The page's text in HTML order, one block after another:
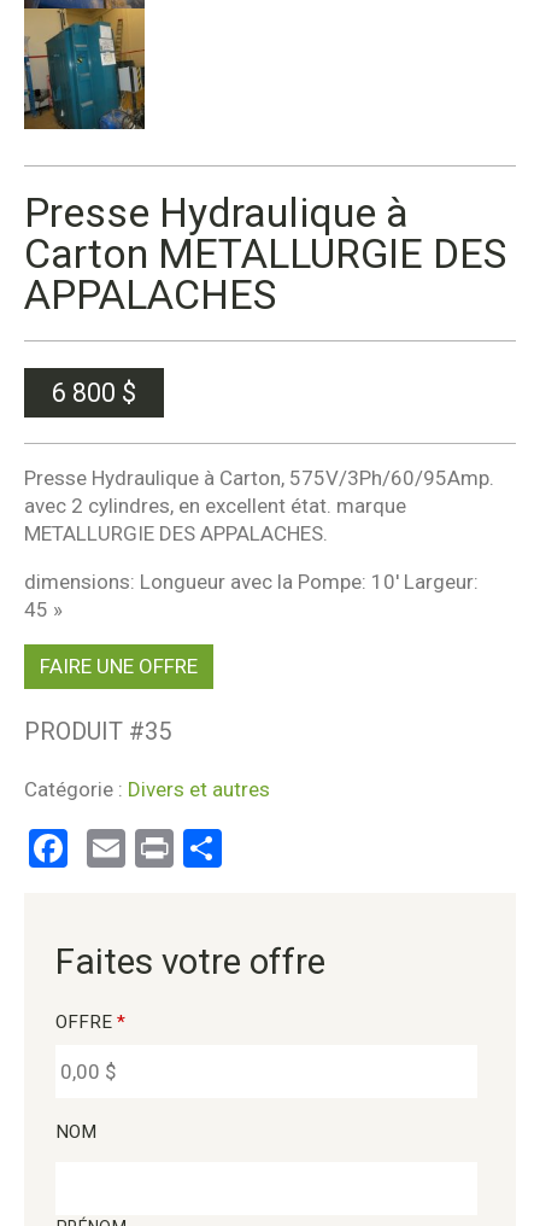
Presse Hydraulique à
Carton METALLURGIE DES
APPALACHES
6 800 $
Presse Hydraulique à Carton, 575V/3Ph/60/95Amp.
avec 2 cylindres, en excellent état. marque
METALLURGIE DES APPALACHES.
dimensions: Longueur avec la Pompe: 10′ Largeur:
45 »
FAIRE UNE OFFRE
PRODUIT #35
Catégorie : Divers et autres
Facebook
EmailPrint
Faites votre offre
OFFRE *
NOM